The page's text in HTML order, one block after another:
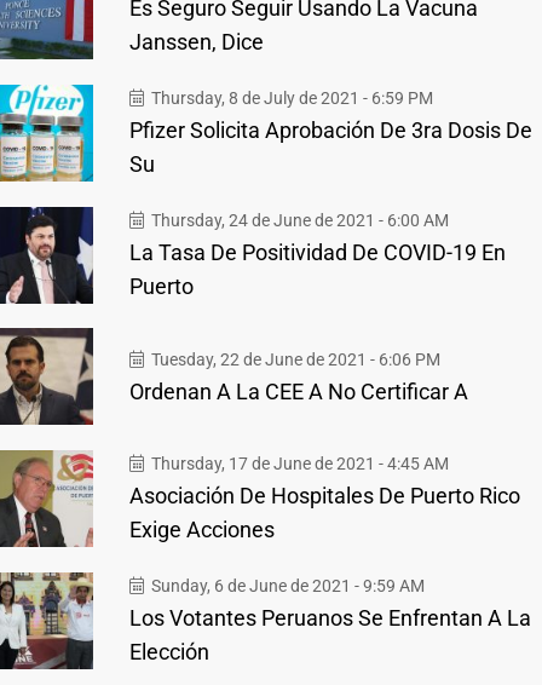
Es Seguro Seguir Usando La Vacuna
Janssen, Dice
Thursday, 8 de July de 2021 - 6:59 PM
Pfizer Solicita Aprobación De 3ra Dosis De
Su
Thursday, 24 de June de 2021 - 6:00 AM
La Tasa De Positividad De COVID-19 En
Puerto
Tuesday, 22 de June de 2021 - 6:06 PM
Ordenan A La CEE A No Certificar A
Thursday, 17 de June de 2021 - 4:45 AM
Asociación De Hospitales De Puerto Rico
Exige Acciones
Sunday, 6 de June de 2021 - 9:59 AM
Los Votantes Peruanos Se Enfrentan A La
Elección